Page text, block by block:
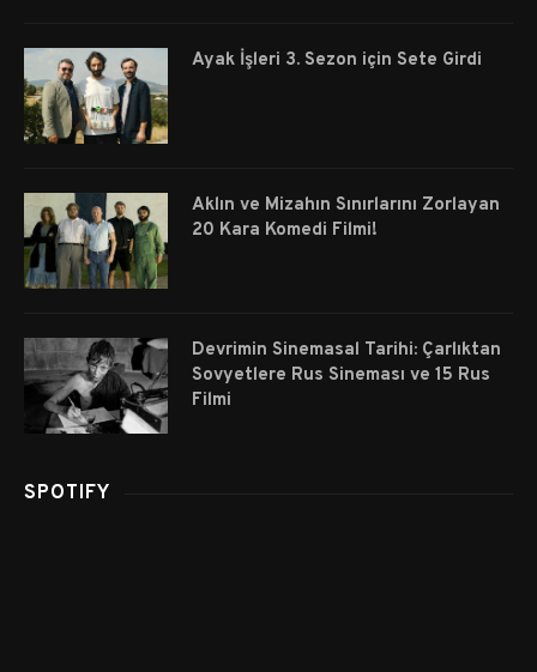
Ayak İşleri 3. Sezon için Sete Girdi
Aklın ve Mizahın Sınırlarını Zorlayan
20 Kara Komedi Filmi!
Devrimin Sinemasal Tarihi: Çarlıktan
Sovyetlere Rus Sineması ve 15 Rus
Filmi
SPOTIFY